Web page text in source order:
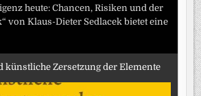
heute: Chancen, Risiken und der
von Klaus-Dieter Sedlacek bietet eine
künstliche Zersetzung der Elemente